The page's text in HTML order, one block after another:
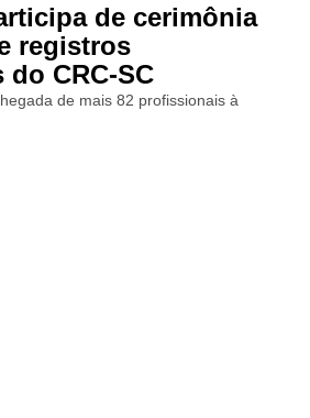
de cerimônia
registros
CRC-SC
de mais 82 profissionais à